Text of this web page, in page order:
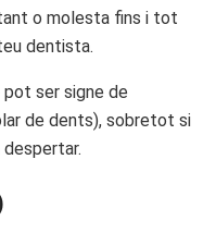
o molesta fins i tot
dentista.
ser signe de
de dents), sobretot si